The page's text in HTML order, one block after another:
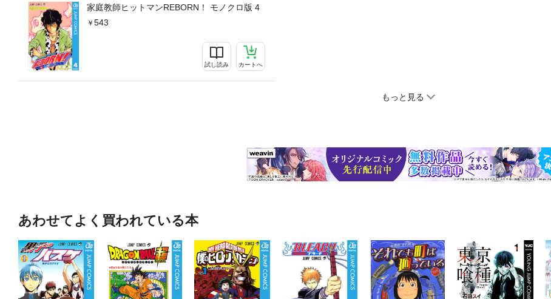
家庭教師ヒットマンREBORN！ モノクロ版 4
543
試し読み カートへ
もっと見る
あわせてよく買われている本